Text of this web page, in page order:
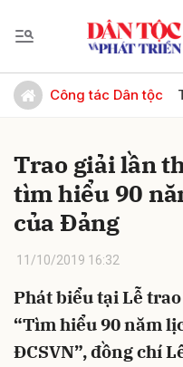
Công tác Dân tộc
Trao giải lần
tìm hiểu 90
của Đảng
11/10/2019 16:32
Phát biểu tại Lễ
“Tìm hiểu 90 năm
ĐCSVN”, đồng chí
Gửi bình luận